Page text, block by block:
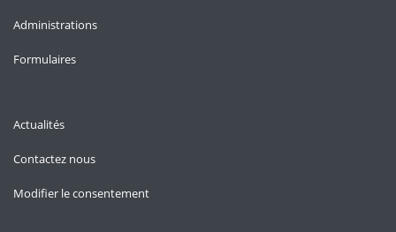
Administrations
Formulaires
Actualités
Contactez nous
Modifier le consentement